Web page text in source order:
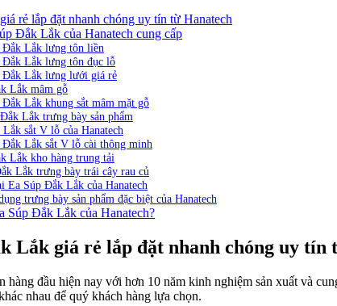
rẻ lắp đặt nhanh chóng uy tín từ Hanatech
Đắk Lắk của Hanatech cung cấp
Đắk Lắk lưng tôn liền
Đắk Lắk lưng tôn đục lỗ
Đắk Lắk lưng lưới giá rẻ
Lắk mâm gỗ
Lắk khung sắt mâm mặt gỗ
Lắk trưng bày sản phẩm
sắt V lỗ của Hanatech
Lắk sắt V lỗ cài thông minh
Lắk kho hàng trung tải
Lắk trưng bày trái cây rau củ
Ea Súp Đắk Lắk của Hanatech
trưng bày sản phẩm đặc biệt của Hanatech
Súp Đắk Lắk của Hanatech?
Lắk giá rẻ lắp đặt nhanh chóng uy tín
hàng đầu hiện nay với hơn 10 năm kinh nghiệm sản xuất và
nhau để quý khách hàng lựa chọn.